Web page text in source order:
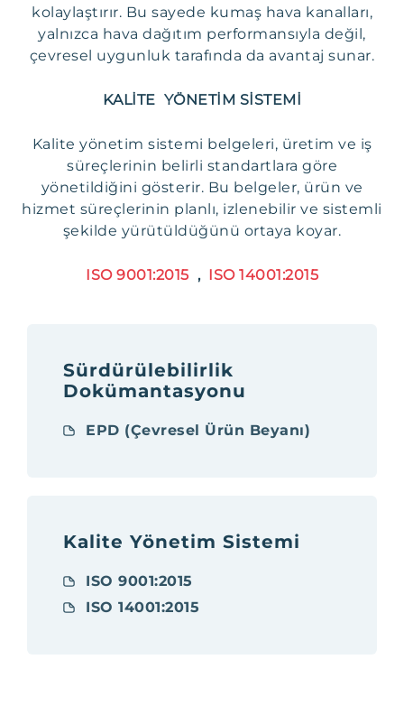
kolaylaştırır. Bu sayede kumaş hava kanalları,
yalnızca hava dağıtım performansıyla değil,
çevresel uygunluk tarafında da avantaj sunar.
KALİTE YÖNETİM SİSTEMİ
Kalite yönetim sistemi belgeleri, üretim ve iş
süreçlerinin belirli standartlara göre
yönetildiğini gösterir. Bu belgeler, ürün ve
hizmet süreçlerinin planlı, izlenebilir ve sistemli
şekilde yürütüldüğünü ortaya koyar.
ISO 9001:2015 , ISO 14001:2015
Sürdürülebilirlik
Dokümantasyonu
EPD (Çevresel Ürün Beyanı)
Kalite Yönetim Sistemi
ISO 9001:2015
ISO 14001:2015